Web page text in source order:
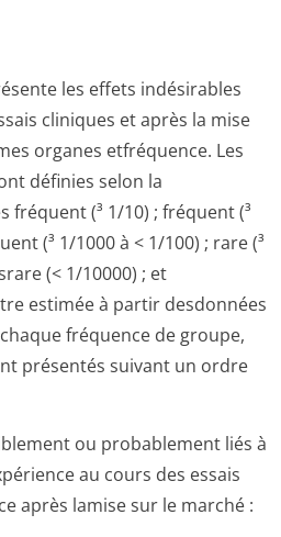
les effets indésirables
cliniques et après la mise
organes etfréquence. Les
définies selon la
fréquent (³ 1/10) ; fréquent (³
(³ 1/1000 à < 1/100) ; rare (³
(< 1/10000) ; et
estimée à partir desdonnées
fréquence de groupe,
présentés suivant un ordre
ou probablement liés à
au cours des essais
après lamise sur le marché :